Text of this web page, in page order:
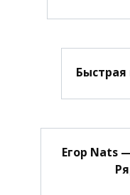
Быстрая
Егор Nats